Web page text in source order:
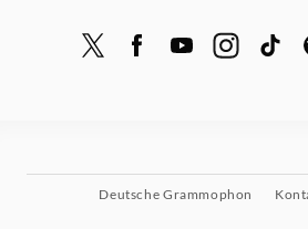
Deutsche Grammophon